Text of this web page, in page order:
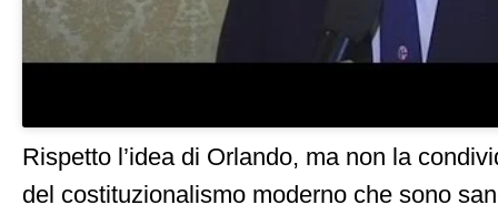
Rispetto l’idea di Orlando, ma non la
del costituzionalismo moderno che sono